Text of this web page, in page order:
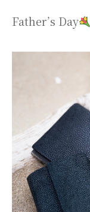
Father’s Day